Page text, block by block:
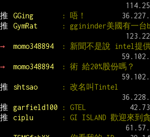
推 GGing
: 唔！
推
GymRat : ggininder美國有一台
→ momo348894 : 新聞不是說 intel提供
→ momo348894 : 術 給20%股份嗎？
推 shtsao : 改名叫Tintel
推 garfield100
: GTEL
推
ciplu : GI ISLAND 歡迎來到